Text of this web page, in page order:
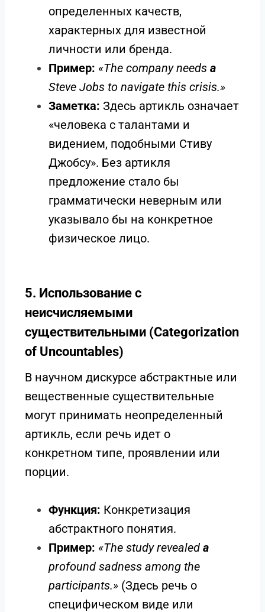
определенных качеств,
характерных для известной
личности или бренда.
Пример: «The company needs a
Steve Jobs to navigate this crisis.»
Заметка: Здесь артикль означает
«человека с талантами и
видением, подобными Стиву
Джобсу». Без артикля
предложение стало бы
грамматически неверным или
указывало бы на конкретное
физическое лицо.
5. Использование с
неисчисляемыми
существительными (Categorization
of Uncountables)
В научном дискурсе абстрактные или
вещественные существительные
могут принимать неопределенный
артикль, если речь идет о
конкретном типе, проявлении или
порции.
Функция: Конкретизация
абстрактного понятия.
Пример: «The study revealed a
profound sadness among the
participants.» (Здесь речь о
специфическом виде или